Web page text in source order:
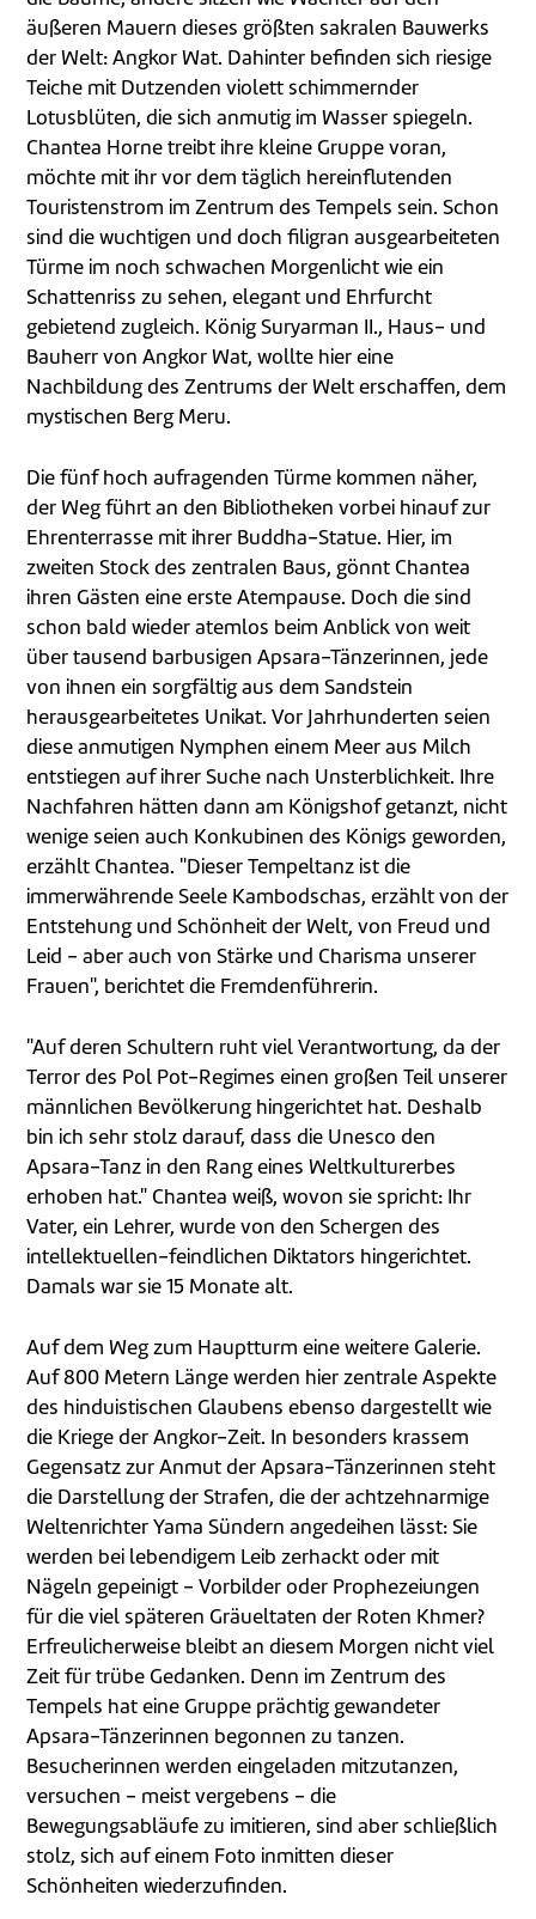
äußeren Mauern dieses größten sakralen Bauwerks
der Welt: Angkor Wat. Dahinter befinden sich riesige
Teiche mit Dutzenden violett schimmernder
Lotusblüten, die sich anmutig im Wasser spiegeln.
Chantea Horne treibt ihre kleine Gruppe voran,
möchte mit ihr vor dem täglich hereinflutenden
Touristenstrom im Zentrum des Tempels sein. Schon
sind die wuchtigen und doch filigran ausgearbeiteten
Türme im noch schwachen Morgenlicht wie ein
Schattenriss zu sehen, elegant und Ehrfurcht
gebietend zugleich. König Suryarman II., Haus- und
Bauherr von Angkor Wat, wollte hier eine
Nachbildung des Zentrums der Welt erschaffen, dem
mystischen Berg Meru.
Die fünf hoch aufragenden Türme kommen näher,
der Weg führt an den Bibliotheken vorbei hinauf zur
Ehrenterrasse mit ihrer Buddha-Statue. Hier, im
zweiten Stock des zentralen Baus, gönnt Chantea
ihren Gästen eine erste Atempause. Doch die sind
schon bald wieder atemlos beim Anblick von weit
über tausend barbusigen Apsara-Tänzerinnen, jede
von ihnen ein sorgfältig aus dem Sandstein
herausgearbeitetes Unikat. Vor Jahrhunderten seien
diese anmutigen Nymphen einem Meer aus Milch
entstiegen auf ihrer Suche nach Unsterblichkeit. Ihre
Nachfahren hätten dann am Königshof getanzt, nicht
wenige seien auch Konkubinen des Königs geworden,
erzählt Chantea. "Dieser Tempeltanz ist die
immerwährende Seele Kambodschas, erzählt von der
Entstehung und Schönheit der Welt, von Freud und
Leid - aber auch von Stärke und Charisma unserer
Frauen", berichtet die Fremdenführerin.
"Auf deren Schultern ruht viel Verantwortung, da der
Terror des Pol Pot-Regimes einen großen Teil unserer
männlichen Bevölkerung hingerichtet hat. Deshalb
bin ich sehr stolz darauf, dass die Unesco den
Apsara-Tanz in den Rang eines Weltkulturerbes
erhoben hat." Chantea weiß, wovon sie spricht: Ihr
Vater, ein Lehrer, wurde von den Schergen des
intellektuellen-feindlichen Diktators hingerichtet.
Damals war sie 15 Monate alt.
Auf dem Weg zum Hauptturm eine weitere Galerie.
Auf 800 Metern Länge werden hier zentrale Aspekte
des hinduistischen Glaubens ebenso dargestellt wie
die Kriege der Angkor-Zeit. In besonders krassem
Gegensatz zur Anmut der Apsara-Tänzerinnen steht
die Darstellung der Strafen, die der achtzehnarmige
Weltenrichter Yama Sündern angedeihen lässt: Sie
werden bei lebendigem Leib zerhackt oder mit
Nägeln gepeinigt - Vorbilder oder Prophezeiungen
für die viel späteren Gräueltaten der Roten Khmer?
Erfreulicherweise bleibt an diesem Morgen nicht viel
Zeit für trübe Gedanken. Denn im Zentrum des
Tempels hat eine Gruppe prächtig gewandeter
Apsara-Tänzerinnen begonnen zu tanzen.
Besucherinnen werden eingeladen mitzutanzen,
versuchen - meist vergebens - die
Bewegungsabläufe zu imitieren, sind aber schließlich
stolz, sich auf einem Foto inmitten dieser
Schönheiten wiederzufinden.